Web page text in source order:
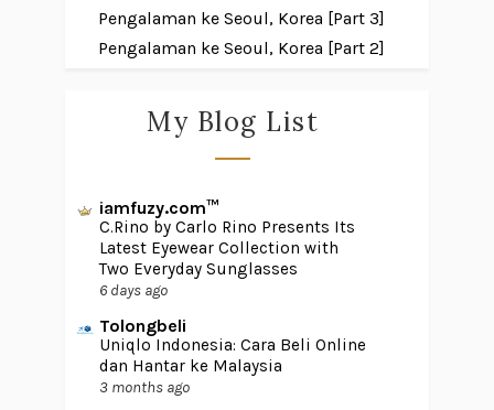
Pengalaman ke Seoul, Korea [Part 3]
Pengalaman ke Seoul, Korea [Part 2]
My Blog List
iamfuzy.com™
C.Rino by Carlo Rino Presents Its
Latest Eyewear Collection with
Two Everyday Sunglasses
6 days ago
Tolongbeli
Uniqlo Indonesia: Cara Beli Online
dan Hantar ke Malaysia
3 months ago